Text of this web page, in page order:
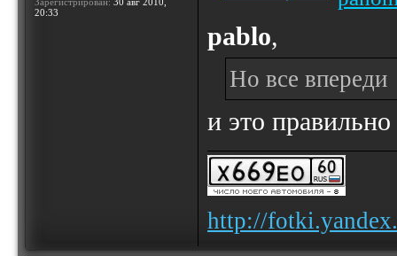
20:33
pablo,
Но все впереди
и это правильно
http://